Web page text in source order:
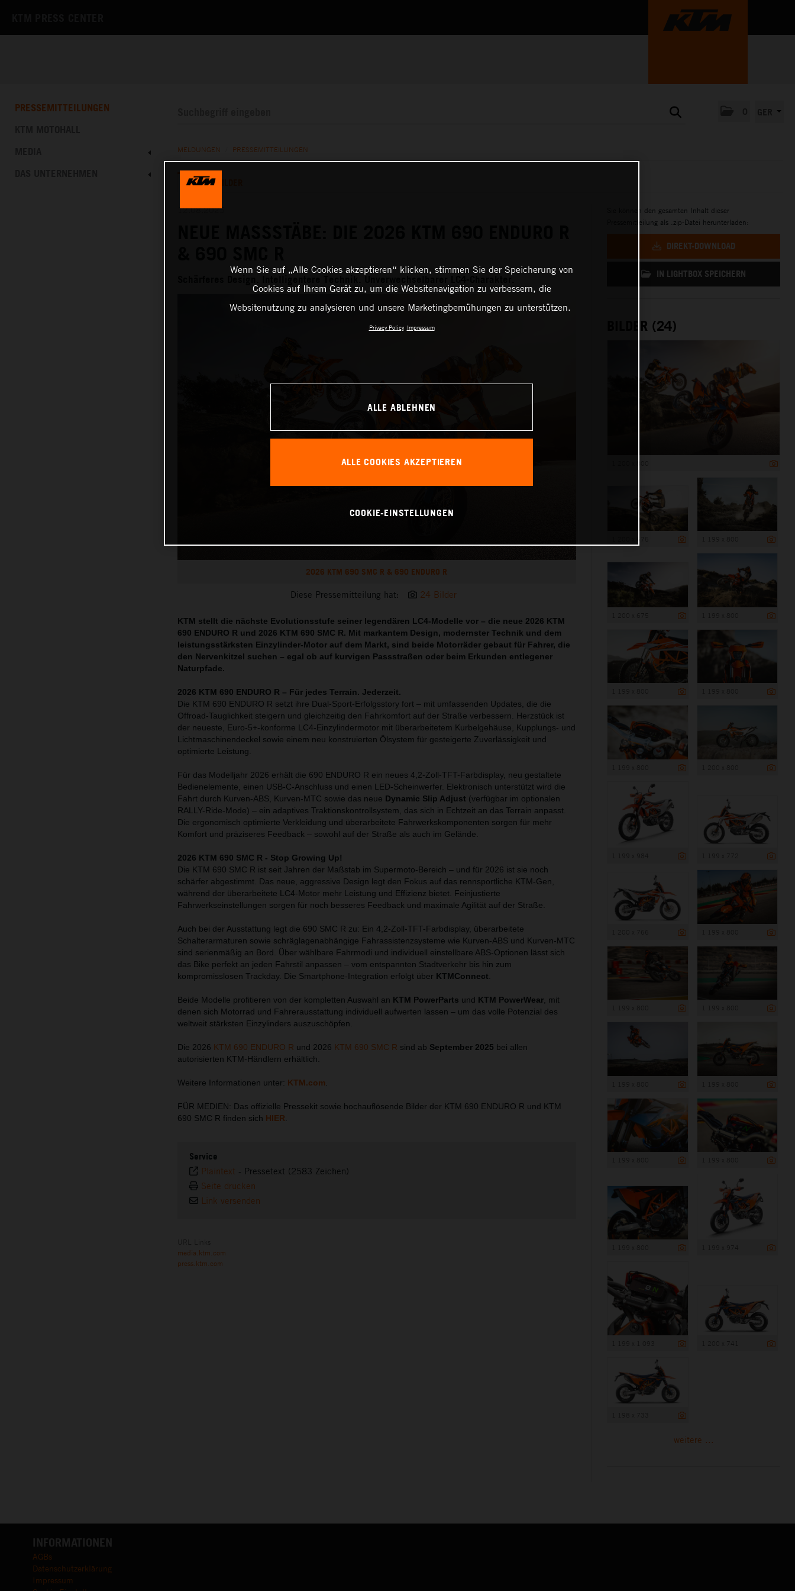
PRESSEMITTEILUNGEN
MELDUNGEN PRESSEMITTEILUNGEN
TEXT
12.08.2025
2026 KTM 690 SMC R & 690 ENDURO R
Diese Pressemitteilung hat: 24 Bilder
KTM stellt die nächste Evolutionsstufe seiner legendären LC4-Modelle vor – die neue 2026 KTM
690 ENDURO R und 2026 KTM 690 SMC R. Mit markantem Design, modernster Technik und dem
leistungsstärksten Einzylinder-Motor auf dem Markt, sind beide Motorräder gebaut für Fahrer, die
den Nervenkitzel suchen – egal ob auf kurvigen Passstraßen oder beim Erkunden entlegener
Naturpfade.
2026 KTM 690 ENDURO R – Für jedes Terrain. Jederzeit.
Die KTM 690 ENDURO R setzt ihre Dual-Sport-Erfolgsstory fort – mit umfassenden Updates, die die
Offroad-Tauglichkeit steigern und gleichzeitig den Fahrkomfort auf der Straße verbessern. Herzstück ist
der neueste, Euro-5+-konforme LC4-Einzylindermotor mit überarbeitetem Kurbelgehäuse, Kupplungs- und
Lichtmaschinendeckel sowie einem neu konstruierten Ölsystem für gesteigerte Zuverlässigkeit und
optimierte Leistung.
Für das Modelljahr 2026 erhält die 690 ENDURO R ein neues 4,2-Zoll-TFT-Farbdisplay, neu gestaltete
Bedienelemente, einen USB-C-Anschluss und einen LED-Scheinwerfer. Elektronisch unterstützt wird die
Fahrt durch Kurven-ABS, Kurven-MTC sowie das neue Dynamic Slip Adjust (verfügbar im optionalen
RALLY-Ride-Mode) – ein adaptives Traktionskontrollsystem, das sich in Echtzeit an das Terrain anpasst.
Die ergonomisch optimierte Verkleidung und überarbeitete Fahrwerkskomponenten sorgen für mehr
Komfort und präziseres Feedback – sowohl auf der Straße als auch im Gelände.
2026 KTM 690 SMC R - Stop Growing Up!
Die KTM 690 SMC R ist seit Jahren der Maßstab im Supermoto-Bereich – und für 2026 ist sie noch
schärfer abgestimmt. Das neue, aggressive Design legt den Fokus auf das rennsportliche KTM-Gen,
während der überarbeitete LC4-Motor mehr Leistung und Effizienz bietet. Feinjustierte
Fahrwerkseinstellungen sorgen für noch besseres Feedback und maximale Agilität auf der Straße.
Auch bei der Ausstattung legt die 690 SMC R zu: Ein 4,2-Zoll-TFT-Farbdisplay, überarbeitete
Schalterarmaturen sowie schräglagenabhängige Fahrassistenzsysteme wie Kurven-ABS und Kurven-MTC
sind serienmäßig an Bord. Über wählbare Fahrmodi und individuell einstellbare ABS-Optionen lässt sich
das Bike perfekt an jeden Fahrstil anpassen – vom entspannten Stadtverkehr bis hin zum
kompromisslosen Trackday. Die Smartphone-Integration erfolgt über KTMConnect.
Beide Modelle profitieren von der kompletten Auswahl an KTM PowerParts und KTM PowerWear, mit
denen sich Motorrad und Fahrerausstattung individuell aufwerten lassen – um das volle Potenzial des
weltweit stärksten Einzylinders auszuschöpfen.
Die 2026 KTM 690 ENDURO R und 2026 KTM 690 SMC R sind ab September 2025 bei allen
autorisierten KTM-Händlern erhältlich.
Weitere Informationen unter: KTM.com.
FÜR MEDIEN: Das offizielle Pressekit sowie hochauflösende Bilder der KTM 690 ENDURO R und KTM
690 SMC R finden sich HIER.
Service
Plaintext - Pressetext (2583 Zeichen)
Seite drucken
Link versenden
media.ktm.com
press.ktm.com
Sie können den gesamten Inhalt dieser
Pressemitteilung als .zip-Datei herunterladen:
DIREKT-DOWNLOAD
IN LIGHTBOX SPEICHERN
BILDER (24)
weitere ...
INFORMATIONEN
AGBs
Datenschutzerklärung
Impressum
Wenn Sie auf „Alle Cookies akzeptieren“ klicken, stimmen Sie der Speicherung von
Cookies auf Ihrem Gerät zu, um die Websitenavigation zu verbessern, die
Websitenutzung zu analysieren und unsere Marketingbemühungen zu unterstützen.
Privacy Policy Impressum
ALLE ABLEHNEN
ALLE COOKIES AKZEPTIEREN
COOKIE-EINSTELLUNGEN